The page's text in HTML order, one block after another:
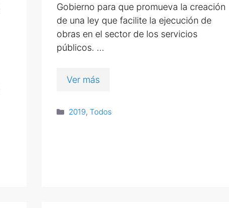
Gobierno para que promueva la creación
de una ley que facilite la ejecución de
obras en el sector de los servicios
públicos. …
Ver más
2019,Todos